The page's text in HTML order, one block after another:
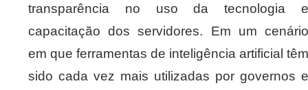
transparência no uso da tecnologia e
capacitação dos servidores. Em um cenário
em que ferramentas de inteligência artificial têm
sido cada vez mais utilizadas por governos e